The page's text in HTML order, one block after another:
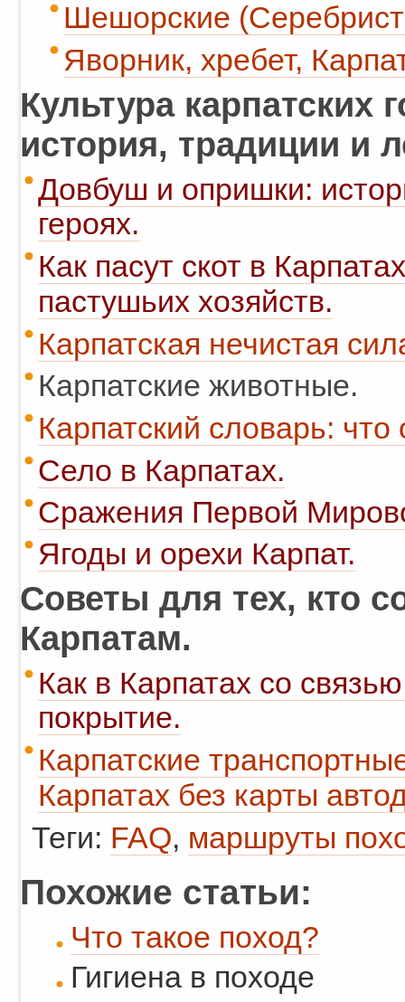
Шешорские
Яворник, хребет,
Культура карпатских
история, традиции и
Довбуш и опришки:
героях.
Как пасут скот в
пастушьих хозяйств.
Карпатская нечистая
Карпатские животные.
Карпатский словарь: что
Село в Карпатах.
Сражения Первой
Ягоды и орехи Карпат.
Советы для тех, кто
Карпатам.
Как в Карпатах со
покрытие.
Карпатские
Карпатах без карты
Теги: FAQ, маршруты
Похожие статьи:
Что такое поход?
Гигиена в походе